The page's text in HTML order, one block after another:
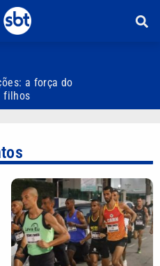
a força do
filhos